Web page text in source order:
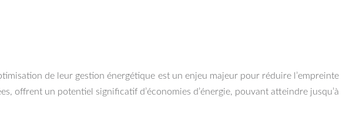
de leur gestion énergétique est un enjeu majeur pour réduire l’empreinte
offrent un potentiel significatif d’économies d’énergie, pouvant atteindre jusqu’à